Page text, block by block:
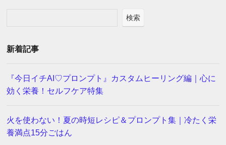
検索
新着記事
『今日イチAI♡プロンプト』カスタムヒーリング編｜心に
効く栄養！セルフケア特集
火を使わない！夏の時短レシピ＆プロンプト集｜冷たく栄
養満点15分ごはん